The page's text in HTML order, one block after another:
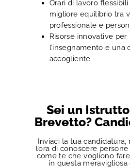
Orari di lavoro
migliore equilibrio tra
professionale e
Risorse innovative per
l’insegnamento e una
accogliente
Sei un
Brevetto?
Inviaci la tua candidatura,
l’ora di conoscere
come te che vogliono
in questa meravigliosa